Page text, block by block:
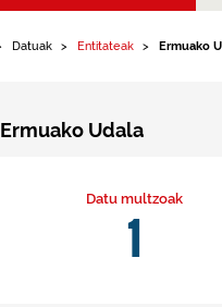
Bizkaia
Datuak Entitateak Ermuako
Ermuako Udala
Datu multzoak
1